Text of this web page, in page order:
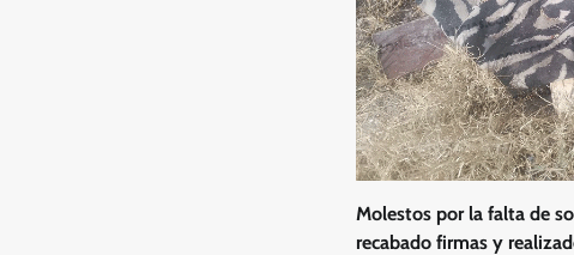
Molestos por la falta de
recabado firmas y